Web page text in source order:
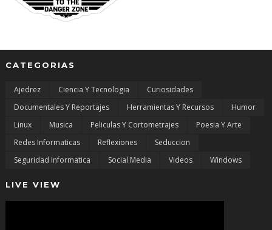
CATEGORIAS
Ajedrez Ciencia Y Tecnologia
Curiosidades
Documentales Y Reportajes
Herramientas Y Recursos
Humor
Linux
Musica Peliculas Y Cortometrajes
Poesia Y Arte
Redes Informaticas
Reflexiones
Seduccion
Seguridad Informatica
Social Media Videos Windows
LIVE VIEW